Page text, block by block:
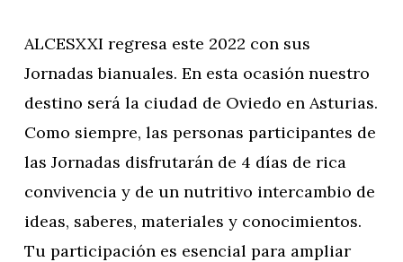
ALCESXXI regresa este 2022 con sus
Jornadas bianuales. En esta ocasión nuestro
destino será la ciudad de Oviedo en Asturias.
Como siempre, las personas participantes de
las Jornadas disfrutarán de 4 días de rica
convivencia y de un nutritivo intercambio de
ideas, saberes, materiales y conocimientos.
Tu participación es esencial para ampliar